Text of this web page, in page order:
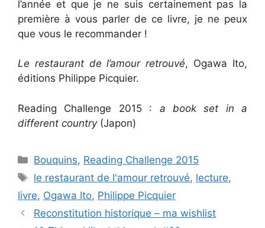
l’année et que je ne suis certainement pas la
première à vous parler de ce livre, je ne peux
que vous le recommander !
Le restaurant de l’amour retrouvé, Ogawa Ito,
éditions Philippe Picquier.
Reading Challenge 2015 : a book set in a
different country(Japon)
Categories
Bouquins, Reading Challenge 2015
Tags
le restaurant de l'amour retrouvé, lecture,
livre, Ogawa Ito, Philippe Picquier
Reconstitution historique – ma wishlist